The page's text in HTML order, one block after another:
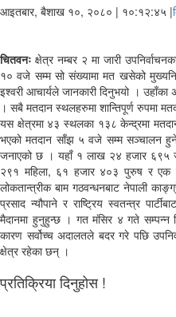
आइतबार, बैशाख १०, २०८० | १०:१२:४५ |
चितवनः क्षेत्र नम्बर २ मा जारी
१० वजे सम्म सो संख्यामा मत खसेको
इश्वरी आचार्यले जानकारी दिनुभयो ।
। सबै मतदान स्थलहरुमा शान्तिपूर्ण रुपमा
यस क्षेत्रमा ४३ स्थलका १३८ केन्द्रमा
भएको मतदान साँझ ५ वजे सम्म सञ्चालन
जनाएको छ । यहाँ १ लाख २४ हजार ६९५
२९१ महिला, ६१ हजार ४०३ पुरुष र एक
लोकतान्त्रीक बाम गठवन्धनबाट नेपाली
प्रसाद न्यौपाने र राष्ट्रिय स्वतन्त्र
मैदानमा हुनुहुन्छ । गत मंसिर ४ गते सम्पन्न
कारण सर्वोच्च अदालतले बदर गरे पछि
क्षेत्र रहेका छन् ।
प्रतिक्रिया दिनुहोस !